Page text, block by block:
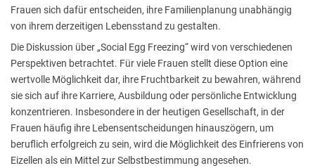
Frauen sich dafür entscheiden, ihre Familienplanung unabhängig
von ihrem derzeitigen Lebensstand zu gestalten.
Die Diskussion über „Social Egg Freezing“ wird von verschiedenen
Perspektiven betrachtet. Für viele Frauen stellt diese Option eine
wertvolle Möglichkeit dar, ihre Fruchtbarkeit zu bewahren, während
sie sich auf ihre Karriere, Ausbildung oder persönliche Entwicklung
konzentrieren. Insbesondere in der heutigen Gesellschaft, in der
Frauen häufig ihre Lebensentscheidungen hinauszögern, um
beruflich erfolgreich zu sein, wird die Möglichkeit des Einfrierens von
Eizellen als ein Mittel zur Selbstbestimmung angesehen.